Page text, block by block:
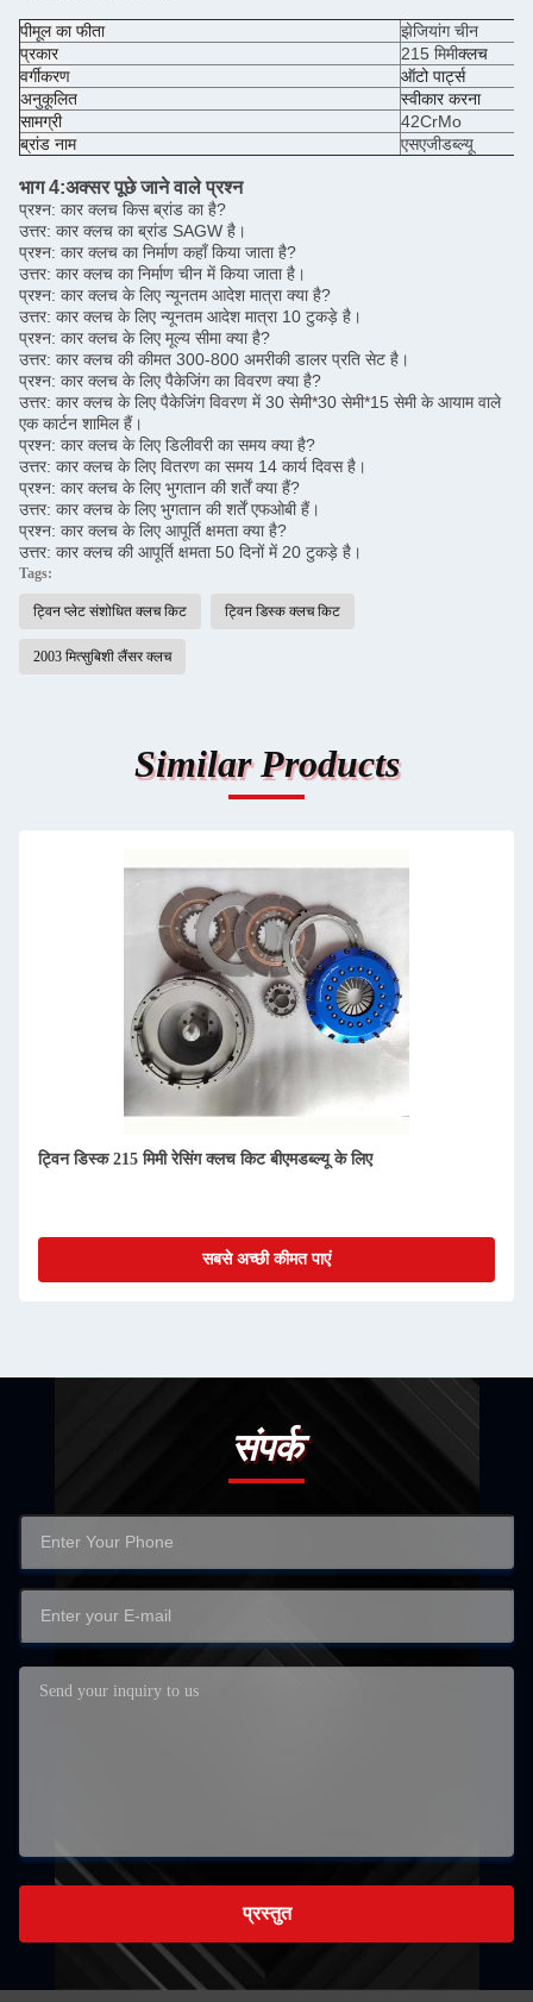
पीमूल का फीता
झेजियांग चीन
प्रकार
215 मिमीक्लच
वर्गीकरण
ऑटो पार्ट्स
अनुकूलित
स्वीकार करना
सामग्री
42CrMo
ब्रांड नाम
एसएजीडब्ल्यू
भाग 4:अक्सर पूछे जाने वाले प्रश्न
प्रश्न: कार क्लच किस ब्रांड का है?
उत्तर: कार क्लच का ब्रांड SAGW है।
प्रश्न: कार क्लच का निर्माण कहाँ किया जाता है?
उत्तर: कार क्लच का निर्माण चीन में किया जाता है।
प्रश्न: कार क्लच के लिए न्यूनतम आदेश मात्रा क्या है?
उत्तर: कार क्लच के लिए न्यूनतम आदेश मात्रा 10 टुकड़े है।
प्रश्न: कार क्लच के लिए मूल्य सीमा क्या है?
उत्तर: कार क्लच की कीमत 300-800 अमरीकी डालर प्रति सेट है।
प्रश्न: कार क्लच के लिए पैकेजिंग का विवरण क्या है?
उत्तर: कार क्लच के लिए पैकेजिंग विवरण में 30 सेमी*30 सेमी*15 सेमी के आयाम वाले
एक कार्टन शामिल हैं।
प्रश्न: कार क्लच के लिए डिलीवरी का समय क्या है?
उत्तर: कार क्लच के लिए वितरण का समय 14 कार्य दिवस है।
प्रश्न: कार क्लच के लिए भुगतान की शर्तें क्या हैं?
उत्तर: कार क्लच के लिए भुगतान की शर्तें एफओबी हैं।
प्रश्न: कार क्लच के लिए आपूर्ति क्षमता क्या है?
उत्तर: कार क्लच की आपूर्ति क्षमता 50 दिनों में 20 टुकड़े है।
Tags:
ट्विन प्लेट संशोधित क्लच किट ट्विन डिस्क क्लच किट
2003 मित्सुबिशी लैंसर क्लच
Similar Products
ट्विन डिस्क 215 मिमी रेसिंग क्लच किट बीएमडब्ल्यू के लिए
सबसे अच्छी कीमत पाएं
संपर्क
प्रस्तुत